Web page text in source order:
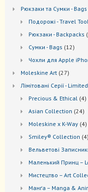
Рюкзаки та Cумки -
Подорожі - Travel
Рюкзаки - Backpacks
Сумки - Bags 1212
Чохли для Apple
Moleskine Art 2727
Лiмiтовані Серії -
Precious & Ethical 44
Asian Collection 2424
Moleskine x K-Way 44
Smiley® Collection 44
Вельветові
Маленький Принц –
Мистецтво – Art
Манґа – Manga &